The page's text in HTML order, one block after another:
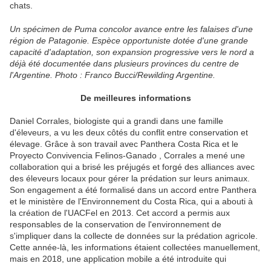
chats.
Un spécimen de Puma concolor avance entre les falaises d'une
région de Patagonie. Espèce opportuniste dotée d'une grande
capacité d'adaptation, son expansion progressive vers le nord a
déjà été documentée dans plusieurs provinces du centre de
l'Argentine. Photo : Franco Bucci/Rewilding Argentine.
De meilleures informations
Daniel Corrales, biologiste qui a grandi dans une famille
d'éleveurs, a vu les deux côtés du conflit entre conservation et
élevage. Grâce à son travail avec Panthera Costa Rica et le
Proyecto Convivencia Felinos-Ganado , Corrales a mené une
collaboration qui a brisé les préjugés et forgé des alliances avec
des éleveurs locaux pour gérer la prédation sur leurs animaux.
Son engagement a été formalisé dans un accord entre Panthera
et le ministère de l'Environnement du Costa Rica, qui a abouti à
la création de l'UACFel en 2013. Cet accord a permis aux
responsables de la conservation de l'environnement de
s'impliquer dans la collecte de données sur la prédation agricole.
Cette année-là, les informations étaient collectées manuellement,
mais en 2018, une application mobile a été introduite qui